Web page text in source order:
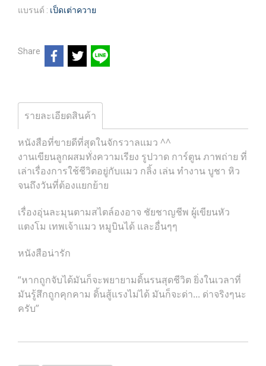
แบรนด์ : เป็ดเต่าควาย
Share
รายละเอียดสินค้า
หนังสือที่ขายดีที่สุดในจักรวาลแมว ^^
งานเขียนลูกผสมทั่งความเรียง รูปวาด การ์ตูน ภาพถ่าย ที่
เล่าเรื่องการใช้ชีวิตอยู่กับแมว กลิ้ง เล่น ทำงาน บูชา หิว
จนถึงวันที่ต้องแยกย้าย
เรื่องอุ่นละมุนตามสไตล์องอาจ ชัยชาญชีพ ผู้เขียนหัว
แตงโม เทพเจ้าแมว หมูบินได้ และอื่นๆๆ
หนังสือน่ารัก
“หากถูกจับได้มันก็จะพยายามดิ้นรนสุดชีวิต ยิ่งในเวลาที่
มันรู้สึกถูกคุกคาม ดิ้นสู้แรงไม่ได้ มันก็จะด่า... ด่าจริงๆนะ
ครับ”